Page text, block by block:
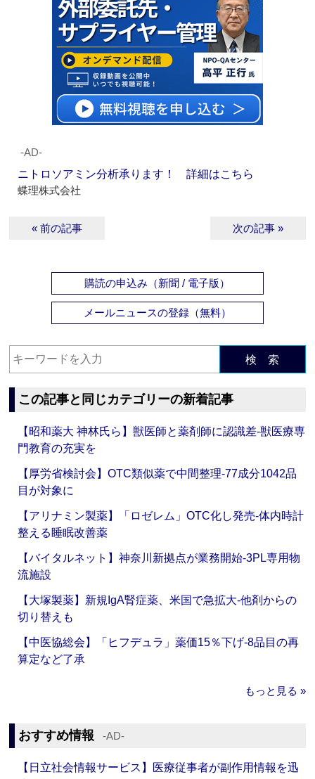
‐AD‐
ニトロソアミン分析承ります！ 詳細はこちら
蝶理株式会社
« 前の記事 次の記事 »
購読の申込み（新聞 / 電子版）
メールニュースの登録（無料）
検 索
この記事と同じカテゴリーの新着記事
【昭和薬大 神林氏ら】獣医師と薬剤師に認識差‐獣医療専
門教育の充実を
【厚労省検討会】OTC類似薬で中間整理‐77成分1042品
目が対象に
【アリナミン製薬】「ロゼレム」OTC化し発売‐体内時計
整える睡眠改善薬
【バイタルネット】神奈川新拠点が業務開始‐3PL専用物
流施設
【大塚製薬】新規IgA腎症薬、米国で急拡大‐他剤からの
切り替えも
【中医協総会】「ヒフデュラ」薬価15％下げ‐8品目の再
算定など了承
もっと見る »
おすすめ情報 ‐AD‐
【日立社会情報サービス】医療従事者が副作用情報を迅